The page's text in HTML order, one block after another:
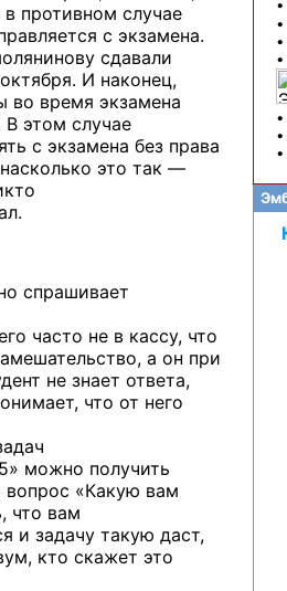
в противном случае
с экзамена.
сдавали
октября. И наконец,
во время экзамена
В этом случае
с экзамена без права
насколько это так —
спрашивает
часто не в кассу, что
а он при
не знает ответа,
что от него
можно получить
вопрос «Какую вам
что вам
и задачу такую даст,
кто скажет это